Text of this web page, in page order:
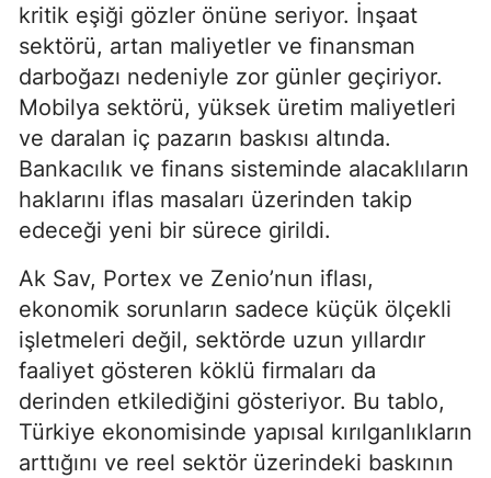
kritik eşiği gözler önüne seriyor. İnşaat
sektörü, artan maliyetler ve finansman
darboğazı nedeniyle zor günler geçiriyor.
Mobilya sektörü, yüksek üretim maliyetleri
ve daralan iç pazarın baskısı altında.
Bankacılık ve finans sisteminde alacaklıların
haklarını iflas masaları üzerinden takip
edeceği yeni bir sürece girildi.
Ak Sav, Portex ve Zenio’nun iflası,
ekonomik sorunların sadece küçük ölçekli
işletmeleri değil, sektörde uzun yıllardır
faaliyet gösteren köklü firmaları da
derinden etkilediğini gösteriyor. Bu tablo,
Türkiye ekonomisinde yapısal kırılganlıkların
arttığını ve reel sektör üzerindeki baskının